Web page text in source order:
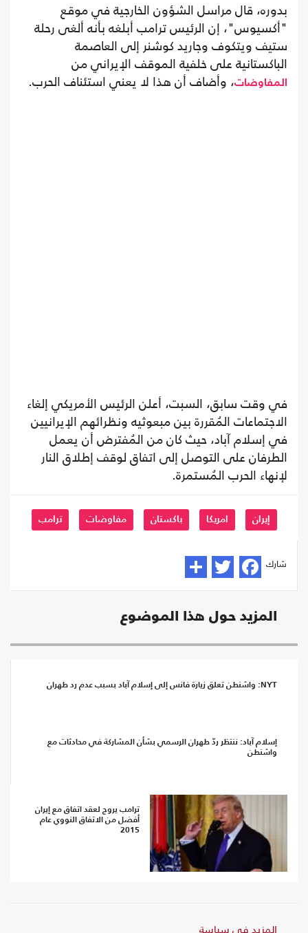
بدوره، قال مراسل الشؤون الخارجية في موقع
"أكسيوس"، إن الرئيس ترامب أبلغه بأنه ألغى رحلة
ستيف ويتكوف وجاريد كوشنر إلى العاصمة
الباكستانية على خلفية الموقف الإيراني من
المفاوضات، وأضاف أن هذا لا يعني استئناف الحرب.
في وقت سابق، السبت، أعلن الرئيس الأمريكي إلغاء
الاجتماعات المُقررة بين مبعوثيه ونظرائهم الإيرانيين
في إسلام آباد، حيث كان من المُفترض أن يعمل
الطرفان على التوصل إلى اتفاق لوقف إطلاق النار
لإنهاء الحرب المُستمرة.
إيران امريكا باكستان مفاوضات ترامب
شارك
المزيد حول هذا الموضوع
NYT: واشنطن تعلق زيارة فانس إلى إسلام آباد بسبب عدم رد طهران
إسلام آباد: ننتظر ردّ طهران الرسمي بشأن المشاركة في محادثات مع
واشنطن
ترامب يروج لعقد اتفاق مع إيران
أفضل من الاتفاق النووي عام
2015
المزيد في سياسة